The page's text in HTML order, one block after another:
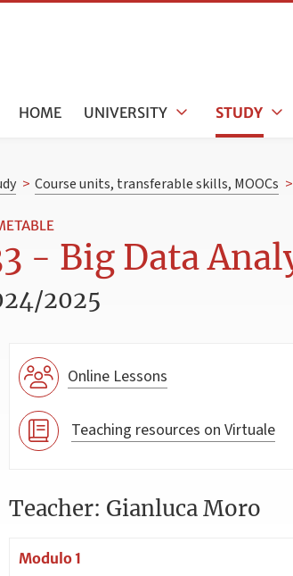
HOME UNIVERSITY STUDY
> Course units, transferable skills, MOOCs >
- Big Data
2025
Online Lessons
Teaching resources on Virtuale
Teacher: Gianluca Moro
Modulo 1